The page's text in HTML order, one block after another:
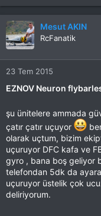
Mesut AKIN
RcFanatik
23 Tem 2015
EZNOV Neuron
şu ünitelere ammada
çatır çatır uçuyor
olarak uçtum, bizim
uçuruyor DFC kafa ve
gyro , bana boş geliyor
telefondan 5dk da
uçuruyor üstelik çok
deliriyorum.